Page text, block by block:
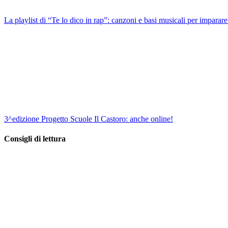
La playlist di “Te lo dico in rap”: canzoni e basi musicali per
3^edizione Progetto Scuole Il Castoro: anche online!
Consigli di lettura